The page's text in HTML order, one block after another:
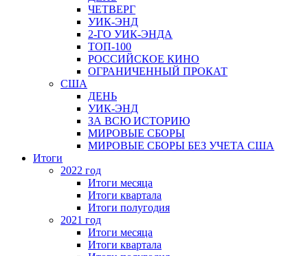
ЧЕТВЕРГ
УИК-ЭНД
2-ГО УИК-ЭНДА
ТОП-100
РОССИЙСКОЕ КИНО
ОГРАНИЧЕННЫЙ ПРОКАТ
США
ДЕНЬ
УИК-ЭНД
ЗА ВСЮ ИСТОРИЮ
МИРОВЫЕ СБОРЫ
МИРОВЫЕ СБОРЫ БЕЗ УЧЕТА США
Итоги
2022 год
Итоги месяца
Итоги квартала
Итоги полугодия
2021 год
Итоги месяца
Итоги квартала